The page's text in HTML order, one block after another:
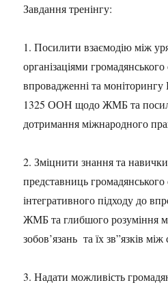
Завдання тренінгу:
1. Посилити взаємодію між
організаціями громадянського
впровадженні та
1325 ООН щодо ЖМБ та
дотримання міжнародного
2. Зміцнити знання та
представниць громадянського
інтегративного підходу до
ЖМБ та глибшого розуміння
зобов’язань та їх зв”язків
3. Надати можливість